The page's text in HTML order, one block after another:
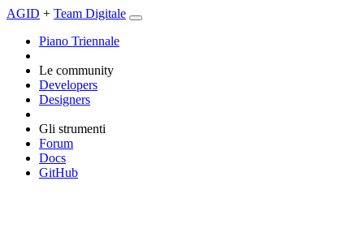
AGID + Team Digitale
Piano Triennale
Le community
Developers
Designers
Gli strumenti
Forum
Docs
GitHub